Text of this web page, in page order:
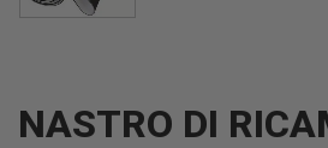
NASTRO DI